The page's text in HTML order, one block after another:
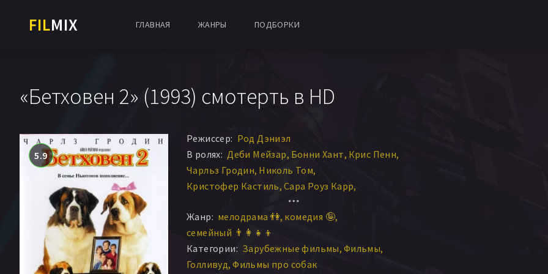
FILMIX ГЛАВНАЯ ЖАНРЫ ПОДБОРКИ
«Бетховен 2» (1993) смотерть в HD
5.9
Режиссер: Род Дэниэл
В ролях: Деби Мейзар Бонни Хант Крис Пенн
Чарльз Гродин Николь Том
Кристофер Кастиль Сара Роуз Карр
Дэнни Мастерсон
Катрин Рейтман
Жанр: мелодрама 👫 комедия 🤪
семейный 👨‍👩‍👧‍👦
Категории: Зарубежные фильмы Фильмы
Голливуд Фильмы про собак